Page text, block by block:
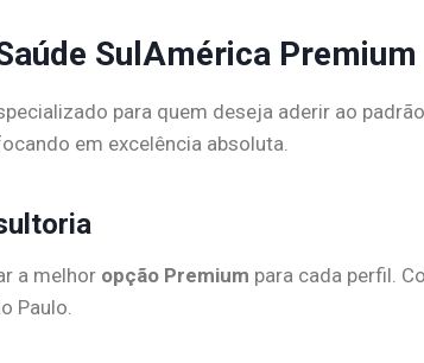
SulAmérica Premium
para quem deseja aderir ao
em excelência absoluta.
a melhor opção Premium para cada perfil.
Paulo.